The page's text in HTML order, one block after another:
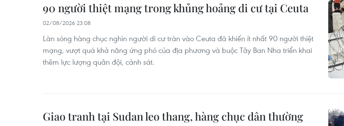
90 người thiệt mạng trong khủng hoảng di cư tại Ceuta
02/08/2026 23:08
Làn sóng hàng chục nghìn người di cư tràn vào Ceuta đã khiến ít nhất 90 người thiệt
mạng, vượt quá khả năng ứng phó của địa phương và buộc Tây Ban Nha triển khai
thêm lực lượng quân đội, cảnh sát.
Giao tranh tại Sudan leo thang, hàng chục dân thường